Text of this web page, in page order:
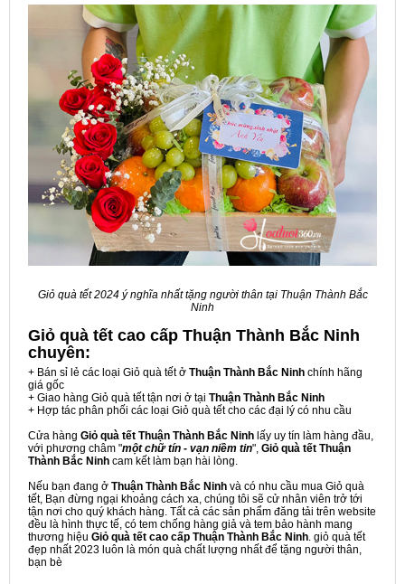
Giỏ quà tết 2024 ý nghĩa nhất tặng người thân tại Thuận Thành Bắc
Ninh
Giỏ quà tết cao cấp Thuận Thành Bắc Ninh
chuyên:
+ Bán sỉ lẻ các loại Giỏ quà tết ở Thuận Thành Bắc Ninh chính hãng
giá gốc
+ Giao hàng Giỏ quà tết tận nơi ở tại Thuận Thành Bắc Ninh
+ Hợp tác phân phối các loại Giỏ quà tết cho các đại lý có nhu cầu
Cửa hàng Giỏ quà tết Thuận Thành Bắc Ninh lấy uy tín làm hàng đầu,
với phương châm "một chữ tín - vạn niềm tin", Giỏ quà tết Thuận
Thành Bắc Ninh cam kết làm bạn hài lòng.
Nếu bạn đang ở Thuận Thành Bắc Ninh và có nhu cầu mua Giỏ quà
tết, Bạn đừng ngại khoảng cách xa, chúng tôi sẽ cử nhân viên trở tới
tận nơi cho quý khách hàng. Tất cả các sản phẩm đăng tải trên website
đều là hình thực tế, có tem chống hàng giả và tem bảo hành mang
thương hiệu Giỏ quà tết cao cấp Thuận Thành Bắc Ninh. giỏ quà tết
đẹp nhất 2023 luôn là món quà chất lượng nhất để tặng người thân,
bạn bè